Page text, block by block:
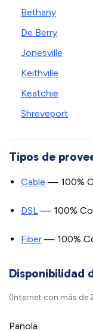
Bethany
De Berry
Jonesville
Keithville
Keatchie
Shreveport
Tipos de
Cable — 100%
DSL — 100%
Fiber — 100%
Disponibilidad
(Internet con más de
Panola